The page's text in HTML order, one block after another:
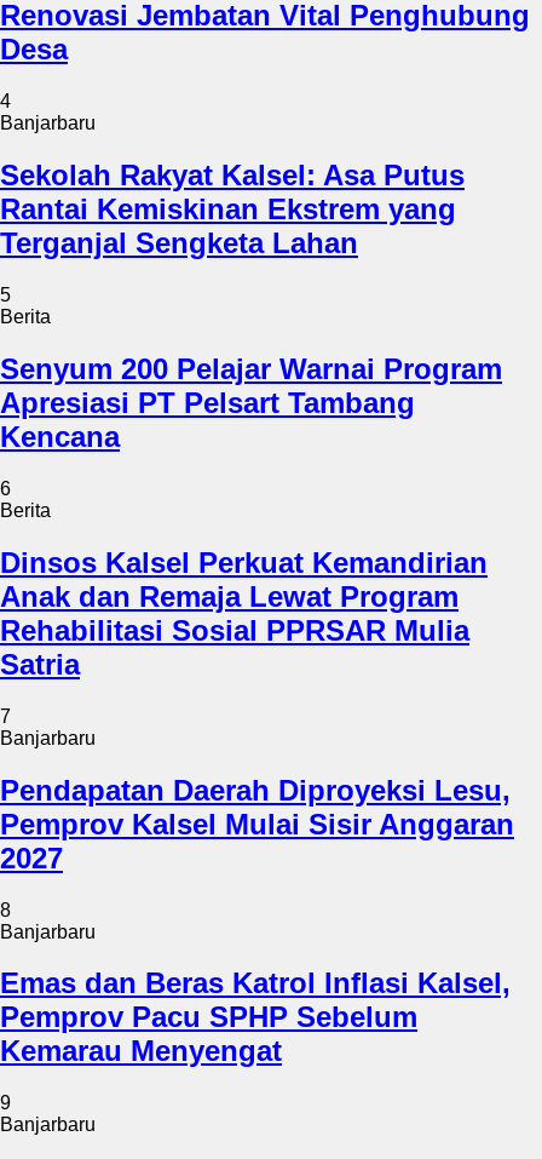
Renovasi Jembatan Vital Penghubung
Desa
4
Banjarbaru
Sekolah Rakyat Kalsel: Asa Putus
Rantai Kemiskinan Ekstrem yang
Terganjal Sengketa Lahan
5
Berita
Senyum 200 Pelajar Warnai Program
Apresiasi PT Pelsart Tambang
Kencana
6
Berita
Dinsos Kalsel Perkuat Kemandirian
Anak dan Remaja Lewat Program
Rehabilitasi Sosial PPRSAR Mulia
Satria
7
Banjarbaru
Pendapatan Daerah Diproyeksi Lesu,
Pemprov Kalsel Mulai Sisir Anggaran
2027
8
Banjarbaru
Emas dan Beras Katrol Inflasi Kalsel,
Pemprov Pacu SPHP Sebelum
Kemarau Menyengat
9
Banjarbaru